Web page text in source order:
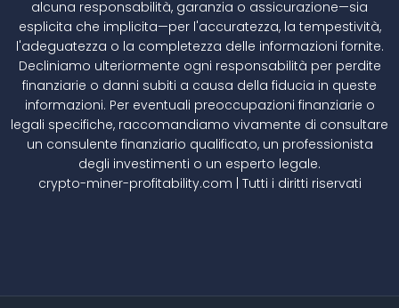
alcuna responsabilità, garanzia o assicurazione—sia
esplicita che implicita—per l'accuratezza, la tempestività,
l'adeguatezza o la completezza delle informazioni fornite.
Decliniamo ulteriormente ogni responsabilità per perdite
finanziarie o danni subiti a causa della fiducia in queste
informazioni. Per eventuali preoccupazioni finanziarie o
legali specifiche, raccomandiamo vivamente di consultare
un consulente finanziario qualificato, un professionista
degli investimenti o un esperto legale.
crypto-miner-profitability.com | Tutti i diritti riservati